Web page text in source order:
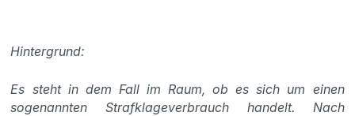
Hintergrund:
Es steht in dem Fall im Raum, ob es sich um einen
sogenannten Strafklageverbrauch handelt. Nach